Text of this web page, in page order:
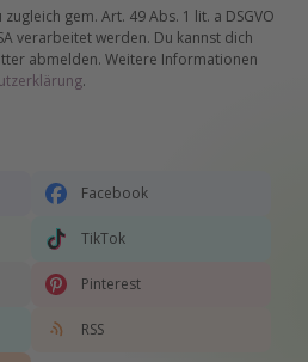
gem. Art. 49 Abs. 1 lit. a DSGVO
verarbeitet werden. Du kannst dich
abmelden. Weitere Informationen
.
Facebook
TikTok
Pinterest
RSS